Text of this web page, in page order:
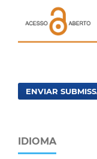
ENVIAR
IDIOMA